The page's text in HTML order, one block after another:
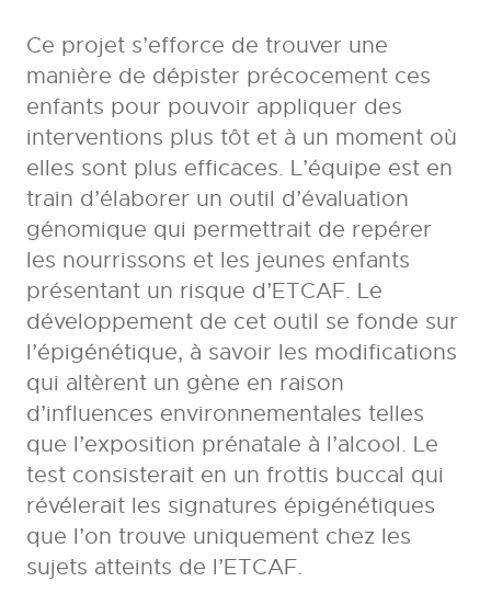
Ce projet s’efforce de trouver une
manière de dépister précocement ces
enfants pour pouvoir appliquer des
interventions plus tôt et à un moment où
elles sont plus efficaces. L’équipe est en
train d’élaborer un outil d’évaluation
génomique qui permettrait de repérer
les nourrissons et les jeunes enfants
présentant un risque d’ETCAF. Le
développement de cet outil se fonde sur
l’épigénétique, à savoir les modifications
qui altèrent un gène en raison
d’influences environnementales telles
que l’exposition prénatale à l’alcool. Le
test consisterait en un frottis buccal qui
révélerait les signatures épigénétiques
que l’on trouve uniquement chez les
sujets atteints de l’ETCAF.